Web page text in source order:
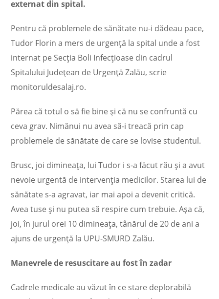
externat din spital.
Pentru că problemele de sănătate nu-i dădeau pace,
Tudor Florin a mers de urgență la spital unde a fost
internat pe Secția Boli Infecțioase din cadrul
Spitalului Județean de Urgență Zalău, scrie
monitoruldesalaj.ro.
Părea că totul o să fie bine și că nu se confruntă cu
ceva grav. Nimănui nu avea să-i treacă prin cap
problemele de sănătate de care se lovise studentul.
Brusc, joi dimineața, lui Tudor i s-a făcut rău și a avut
nevoie urgentă de intervenția medicilor. Starea lui de
sănătate s-a agravat, iar mai apoi a devenit critică.
Avea tuse și nu putea să respire cum trebuie. Așa că,
joi, în jurul orei 10 dimineața, tânărul de 20 de ani a
ajuns de urgență la UPU-SMURD Zalău.
Manevrele de resuscitare au fost în zadar
Cadrele medicale au văzut în ce stare deplorabilă